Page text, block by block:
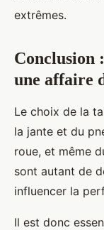
extrêmes.
Conclusion
une affaire
Le choix de la
la jante et du
roue, et même
sont autant de
influencer la
Il est donc